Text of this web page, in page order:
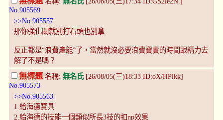
No.905569
>>No.905557
那你強化關就別打石頭也別拿
反正都是“浪費產能”了，當然就沒必要浪費寶貴的時間跟精力去
解了不是嗎？
無標題 名稱: 無名氏[26/08/05(三)18:33 ID:oX/HPlkk]
No.905573
>>No.905563
1.給海德寶具
2.給海德的技能一個類似所長3技的扣np效果